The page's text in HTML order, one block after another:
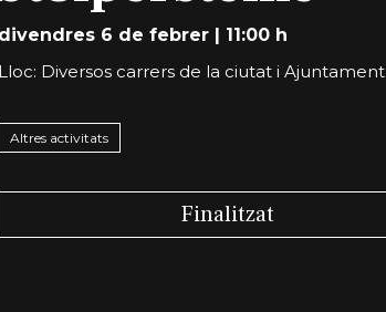
divendres 6 de febrer
11:00 h
Lloc: Diversos carrers de la ciutat i Ajuntament
Altres activitats
Finalitzat